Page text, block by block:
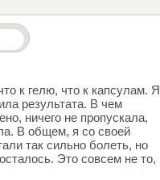
к гелю, что к капсулам. Я
результата. В чем
ничего не пропускала,
В общем, я со своей
так сильно болеть, но
Это совсем не то,